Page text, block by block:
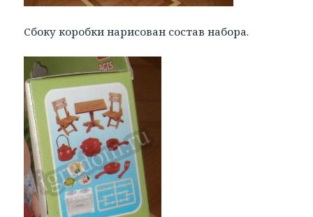
Сбоку коробки нарисован состав набора.